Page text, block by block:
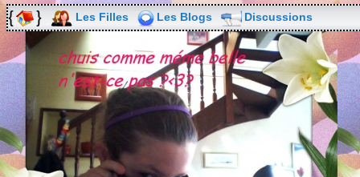
Les Filles Les Blogs Discussions